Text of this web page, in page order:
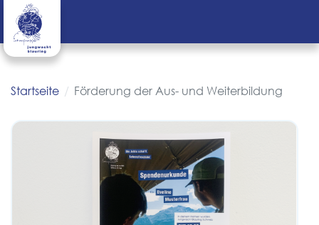
Startseite Förderung der Aus- und Weiterbildung